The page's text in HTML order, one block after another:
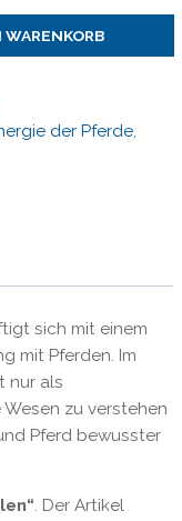
WARENKORB
der Pferde,
sich mit einem
mit Pferden. Im
nur als
zu verstehen
Pferd bewusster
. Der Artikel